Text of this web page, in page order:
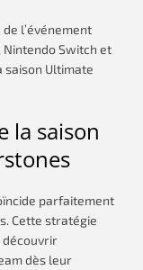
l’événement
Nintendo Switch et
Ultimate
la saison
parfaitement
Cette stratégie
découvrir
dès leur